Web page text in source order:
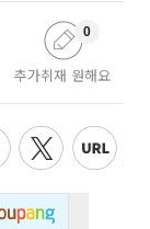
추가취재 원해요
0